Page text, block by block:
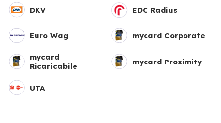
DKV EDC Radius
Euro Wag mycard Corporate
mycard
Ricaricabile
mycard Proximity
UTA